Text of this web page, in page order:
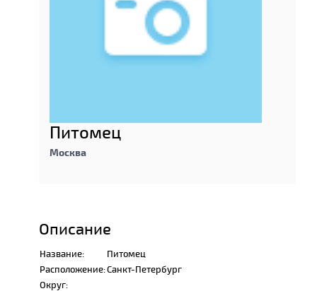
Питомец
Москва
Описание
Название:
Питомец
Расположение:Санкт-Петербург
Округ: